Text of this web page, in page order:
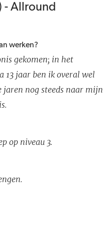
- Allround
werken?
gekomen; in het
13 jaar ben ik overal wel
jaren nog steeds naar mijn
op niveau 3.